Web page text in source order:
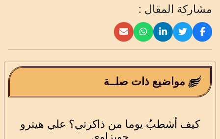
مشاركة المقال :
مواضيع ذات صلــة
كيف أشطبُ يوما من ذاكرتي؟ علي هيترو
حويزاوي